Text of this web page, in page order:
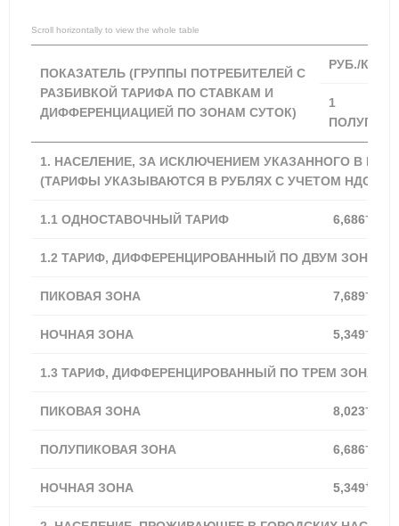
ПОКАЗАТЕЛЬ (ГРУППЫ ПОТРЕБИТЕЛЕЙ С
РАЗБИВКОЙ ТАРИФА ПО СТАВКАМ И
ДИФФЕРЕНЦИАЦИЕЙ ПО ЗОНАМ СУТОК)
РУБ./КВТ Ч
1
1. НАСЕЛЕНИЕ, ЗА ИСКЛЮЧЕНИЕМ УКАЗАННОГО В
(ТАРИФЫ УКАЗЫВАЮТСЯ В РУБЛЯХ С УЧЕТОМ НДС) *
1.1 ОДНОСТАВОЧНЫЙ ТАРИФ 6,686-
1.2 ТАРИФ, ДИФФЕРЕНЦИРОВАННЫЙ ПО ДВУМ ЗОНАМ
ПИКОВАЯ ЗОНА 7,689-
НОЧНАЯ ЗОНА 5,349-
1.3 ТАРИФ, ДИФФЕРЕНЦИРОВАННЫЙ ПО ТРЕМ ЗОНАМ
ПИКОВАЯ ЗОНА 8,023-
ПОЛУПИКОВАЯ ЗОНА 6,686-
НОЧНАЯ ЗОНА 5,349